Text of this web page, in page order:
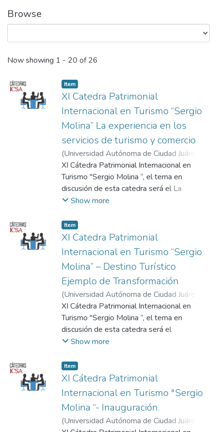
Browse
Recent Submissions
Now showing 1 - 20 of 26
Item
XI Catedra Patrimonial
Internacional en Turismo “Sergio
Molina” La experiencia en los
servicios de turismo y comercio
(Universidad Autónoma de Ciudad Juárez
2019-09-25)UNIVERSIDAD
AUTÓNOMA DE CIUDAD JUÁREZ
XI Cátedra Patrimonial Internacional en
Turismo "Sergio Molina “, el tema en
discusión de esta catedra será el La
experiencia en los servicios de turismo y
Morales llevado a cabo el Martes 24 de
septiembre del 2019, evento realizado por
el Cuerpo Académico de 31 Estudios sobre
Turismo y Tiempo Libre del Instituto de
Ciencias Sociales y Administración (ICSA)
de la Universidad Autónoma de Ciudad
Juárez(UACJ).
Show more
Item
XI Catedra Patrimonial
Internacional en Turismo “Sergio
Molina” – Destino Turístico
Ejemplo de Transformación
(Universidad Autónoma de Ciudad Juárez
2019-09-25)UNIVERSIDAD
AUTÓNOMA DE CIUDAD JUÁREZ
XI Cátedra Patrimonial Internacional en
Turismo "Sergio Molina “, el tema en
discusión de esta catedra será el
Barranquilla: Destino Turístico Ejemplo de
Jose Jaramillo (Secretario del patrimonio
cultura y turismo de la ciudad de
Barranquilla llevada a cabo el Miércoles 25
de septiembre del 2019, evento realizado
por el Cuerpo Académico de 31 Estudios
sobre Turismo y Tiempo Libre del Instituto
Show more
Item
XI Cátedra Patrimonial
Internacional en Turismo "Sergio
Molina “- Inauguración.
(Universidad Autónoma de Ciudad Juárez